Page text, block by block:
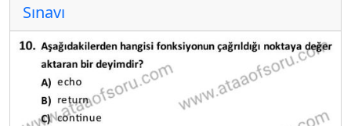
Sınavı